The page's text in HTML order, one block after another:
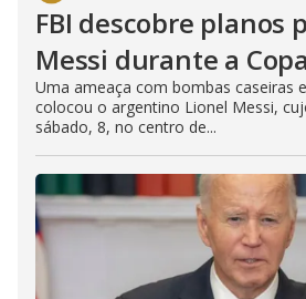
FBI descobre planos
Messi durante a
Uma ameaça com bombas caseiras
colocou o argentino Lionel Messi,
sábado, 8, no centro de...